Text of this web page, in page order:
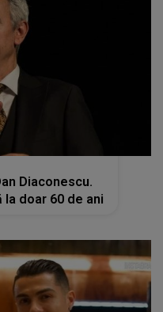
Diaconescu.
doar 60 de ani